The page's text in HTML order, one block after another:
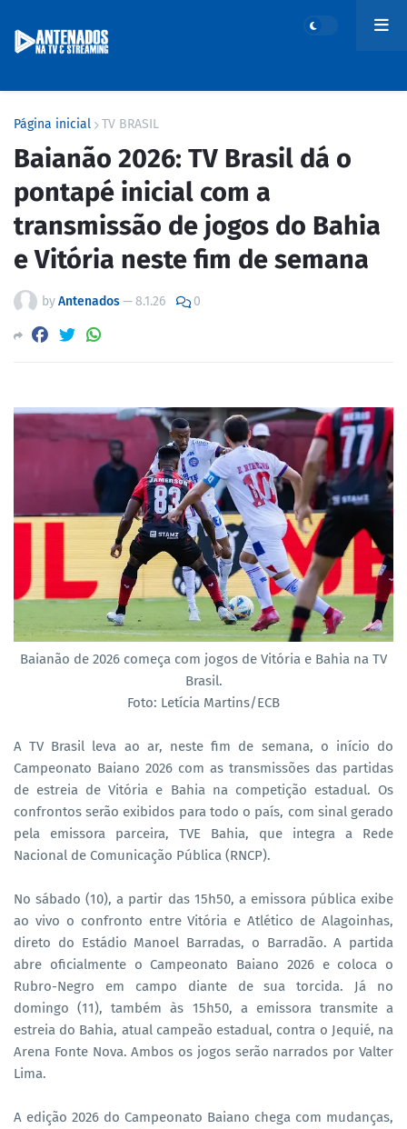
Página inicial TV BRASIL
Baianão 2026: TV Brasil dá o
pontapé inicial com a
transmissão de jogos do Bahia
e Vitória neste fim de semana
byAntenados—8.1.26 0
Baianão de 2026 começa com jogos de Vitória e Bahia na TV
Brasil.
Foto: Letícia Martins/ECB
A TV Brasil leva ao ar, neste fim de semana, o início do
Campeonato Baiano 2026 com as transmissões das partidas
de estreia de Vitória e Bahia na competição estadual. Os
confrontos serão exibidos para todo o país, com sinal gerado
pela emissora parceira, TVE Bahia, que integra a Rede
Nacional de Comunicação Pública (RNCP).
No sábado (10), a partir das 15h50, a emissora pública exibe
ao vivo o confronto entre Vitória e Atlético de Alagoinhas,
direto do Estádio Manoel Barradas, o Barradão. A partida
abre oficialmente o Campeonato Baiano 2026 e coloca o
Rubro-Negro em campo diante de sua torcida. Já no
domingo (11), também às 15h50, a emissora transmite a
estreia do Bahia, atual campeão estadual, contra o Jequié, na
Arena Fonte Nova. Ambos os jogos serão narrados por Valter
Lima.
A edição 2026 do Campeonato Baiano chega com mudanças,